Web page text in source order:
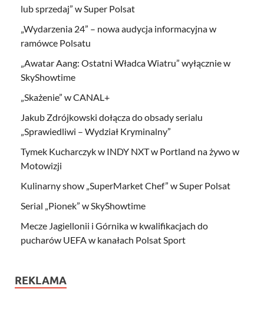
lub sprzedaj” w Super Polsat
„Wydarzenia 24” – nowa audycja informacyjna w
ramówce Polsatu
„Awatar Aang: Ostatni Władca Wiatru” wyłącznie w
SkyShowtime
„Skażenie” w CANAL+
Jakub Zdrójkowski dołącza do obsady serialu
„Sprawiedliwi – Wydział Kryminalny”
Tymek Kucharczyk w INDY NXT w Portland na żywo w
Motowizji
Kulinarny show „SuperMarket Chef” w Super Polsat
Serial „Pionek” w SkyShowtime
Mecze Jagiellonii i Górnika w kwalifikacjach do
pucharów UEFA w kanałach Polsat Sport
REKLAMA